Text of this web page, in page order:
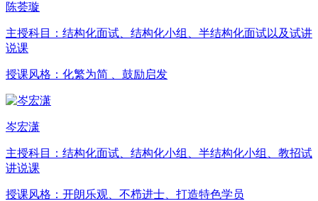
陈荟璇
主授科目： 结构化面试、结构化小组、半结构化面试以及试讲
说课
授课风格： 化繁为简 、鼓励启发
岑宏潇
主授科目： 结构化面试、结构化小组、半结构化小组、教招试
讲说课
授课风格： 开朗乐观、不栉进士、打造特色学员